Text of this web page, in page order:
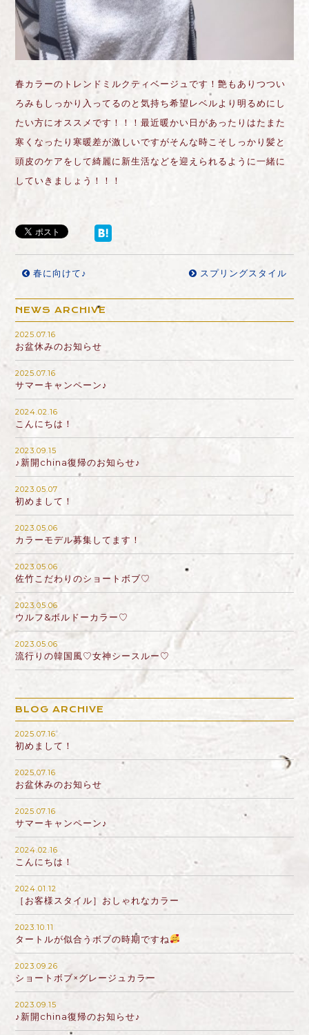
春カラーのトレンドミルクティベージュです！艶もありつつい
ろみもしっかり入ってるのと気持ち希望レベルより明るめにし
たい方にオススメです！！！最近暖かい日があったりはたまた
寒くなったり寒暖差が激しいですがそんな時こそしっかり髪と
頭皮のケアをして綺麗に新生活などを迎えられるように一緒に
していきましょう！！！
春に向けて♪ スプリングスタイル
NEWS ARCHIVE
2025.07.16
お盆休みのお知らせ
2025.07.16
サマーキャンペーン♪
2024.02.16
こんにちは！
2023.09.15
♪新開china復帰のお知らせ♪
2023.05.07
初めまして！
2023.05.06
カラーモデル募集してます！
2023.05.06
佐竹こだわりのショートボブ♡
2023.05.06
ウルフ&ボルドーカラー♡
2023.05.06
流行りの韓国風♡女神シースルー♡
BLOG ARCHIVE
2025.07.16
初めまして！
2025.07.16
お盆休みのお知らせ
2025.07.16
サマーキャンペーン♪
2024.02.16
こんにちは！
2024.01.12
［お客様スタイル］おしゃれなカラー
2023.10.11
タートルが似合うボブの時期ですね
2023.09.26
ショートボブ×グレージュカラー
2023.09.15
♪新開china復帰のお知らせ♪